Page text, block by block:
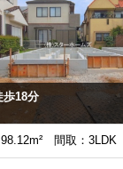
歩18分
間取：3LDK